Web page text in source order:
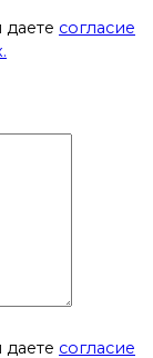
согласие
согласие